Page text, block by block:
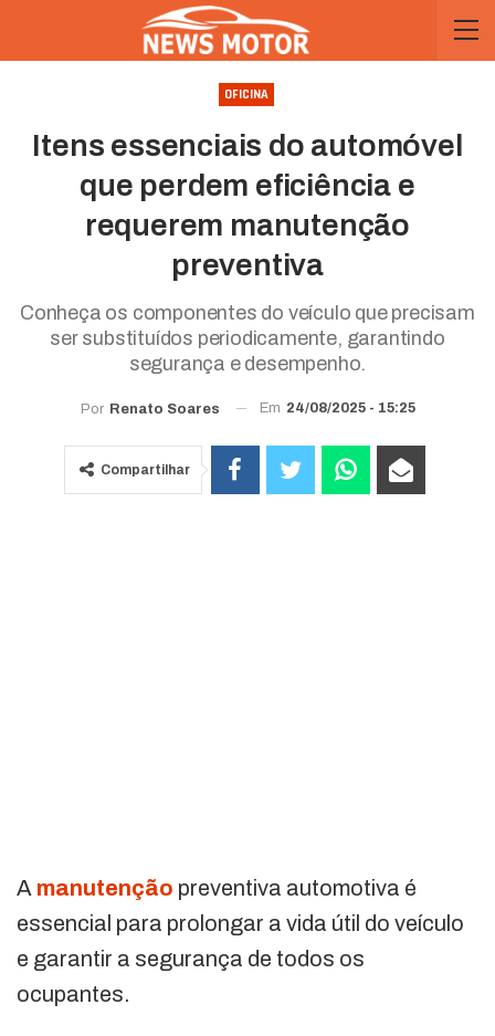
OFICINA
Itens essenciais do automóvel
que perdem eficiência e
requerem manutenção
preventiva
Conheça os componentes do veículo que precisam
ser substituídos periodicamente, garantindo
segurança e desempenho.
Por Renato Soares Em 24/08/2025 - 15:25
Compartilhar
A manutenção preventiva automotiva é
essencial para prolongar a vida útil do veículo
e garantir a segurança de todos os
ocupantes.